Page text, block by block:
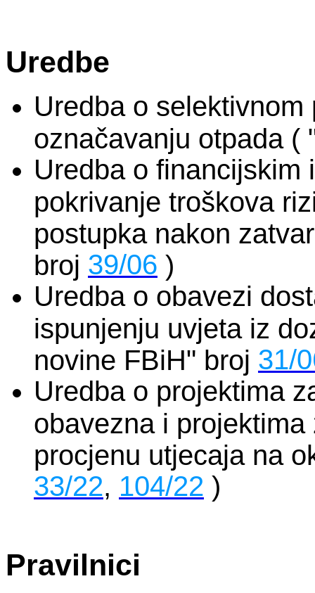
Uredbe
Uredba o
označavanju otpada
Uredba o financijskim
pokrivanje troškova
postupka nakon
broj 39/06 )
Uredba o obavezi
ispunjenju uvjeta iz
novine FBiH" broj 31/
Uredba o projektima
obavezna i
procjenu utjecaja na
33/22, 104/22 )
Pravilnici